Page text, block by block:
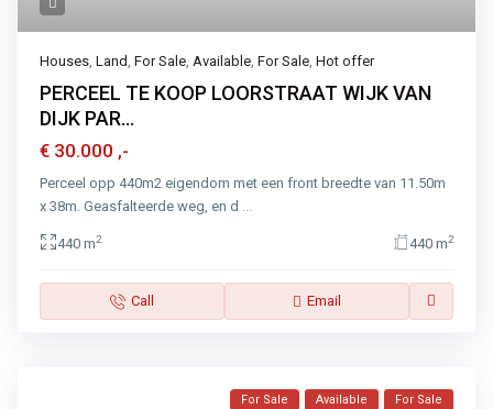
Houses,Land,For Sale,Available,For Sale,Hot offer
PERCEEL TE KOOP LOORSTRAAT WIJK VAN
DIJK PAR...
€ 30.000 ,-
Perceel opp 440m2 eigendom met een front breedte van 11.50m
x 38m. Geasfalteerde weg, en d ...
440 m2 440 m2
Call Email
For Sale Available For Sale